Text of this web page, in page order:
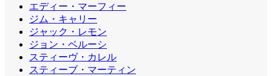
エディー・マーフィー
ジム・キャリー
ジャック・レモン
ジョン・ベルーシ
スティーヴ・カレル
スティーブ・マーティン